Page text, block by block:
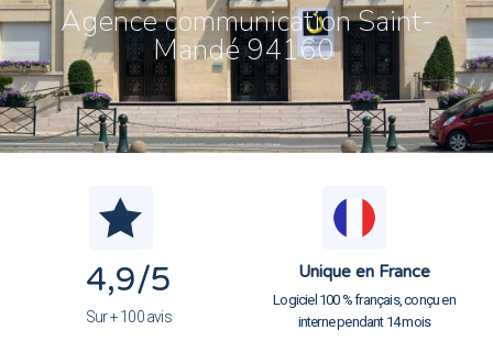
Agence communication Saint-
Mandé 94160
4,9/5
Sur + 100 avis
Unique en France
Logiciel 100 % français, conçu en
interne pendant 14 mois